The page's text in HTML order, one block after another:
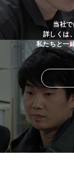
当社
詳しくは
私たちと一